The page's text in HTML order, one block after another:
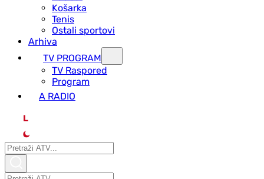
Košarka
Tenis
Ostali sportovi
Arhiva
TV PROGRAM
ТV Raspored
Program
A RADIO
L